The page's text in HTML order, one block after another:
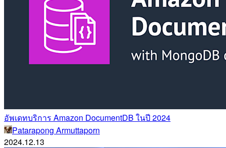
อัพเดทบริการ Amazon DocumentDB ในปี 2024
Patarapong Armuttaporn
2024.12.13